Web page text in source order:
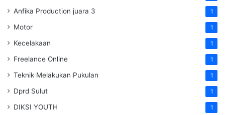
Anfika Production juara 3 1
Motor 1
Kecelakaan 1
Freelance Online 1
Teknik Melakukan Pukulan 1
Dprd Sulut 1
DIKSI YOUTH 1